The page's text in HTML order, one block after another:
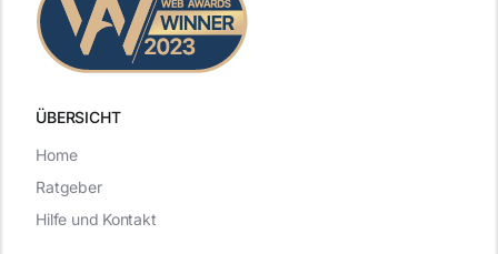
ÜBERSICHT
Home
Ratgeber
Hilfe und Kontakt